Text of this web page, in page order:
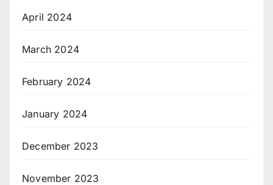
April 2024
March 2024
February 2024
January 2024
December 2023
November 2023